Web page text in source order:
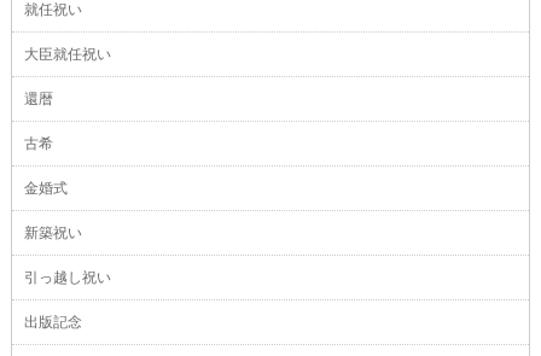
就任祝い
大臣就任祝い
還暦
古希
金婚式
新築祝い
引っ越し祝い
出版記念